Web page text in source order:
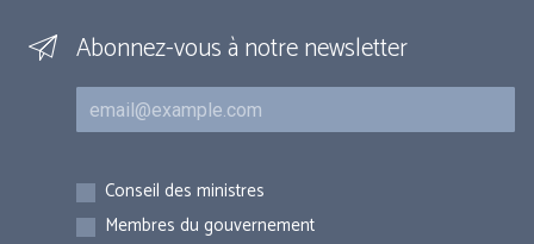
Abonnez-vous à notre newsletter
Courriel
Inscriptions
Conseil des ministres
Membres du gouvernement